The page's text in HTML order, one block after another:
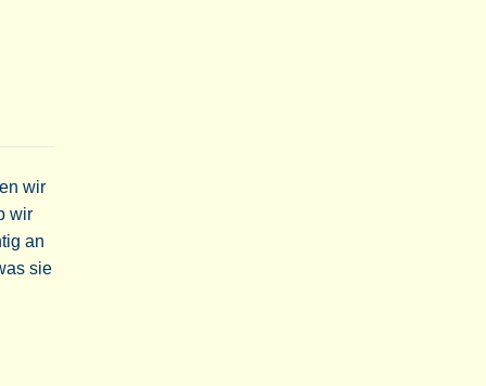
wir
wir
an
sie